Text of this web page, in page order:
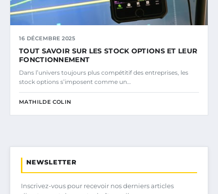
16 DÉCEMBRE 2025
TOUT SAVOIR SUR LES STOCK OPTIONS ET LEUR
FONCTIONNEMENT
Dans l’univers toujours plus compétitif des entreprises, les
stock options s’imposent comme un…
MATHILDE COLIN
NEWSLETTER
Inscrivez-vous pour recevoir nos derniers articles